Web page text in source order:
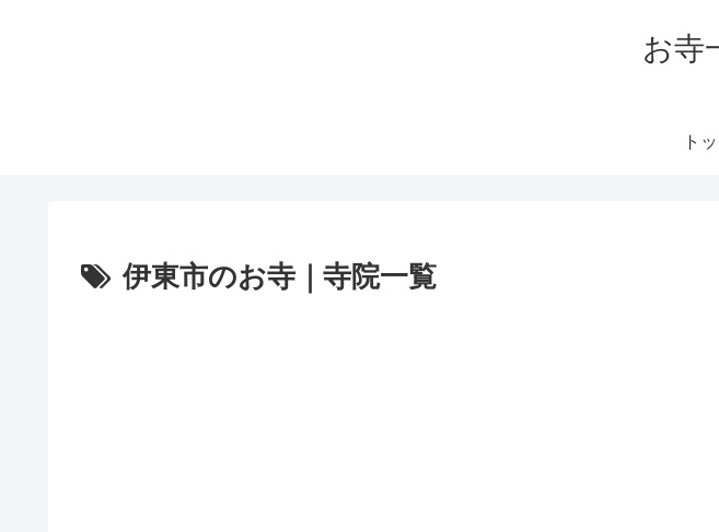
お寺
ト
伊東市のお寺｜寺院一覧